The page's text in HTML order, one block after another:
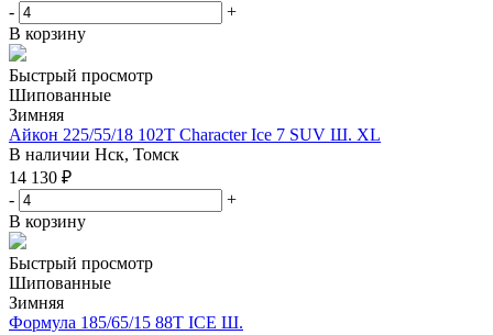
-
+
В корзину
Быстрый просмотр
Шипованные
Зимняя
Айкон 225/55/18 102T Character Ice 7 SUV Ш. XL
В наличии Нск, Томск
14 130 ₽
-
+
В корзину
Быстрый просмотр
Шипованные
Зимняя
Формула 185/65/15 88T ICE Ш.